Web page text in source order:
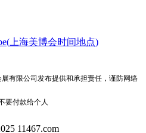
上海美博会时间地点)
有限公司发布提供和承担责任，谨防网络
要付款给个人
11467.com